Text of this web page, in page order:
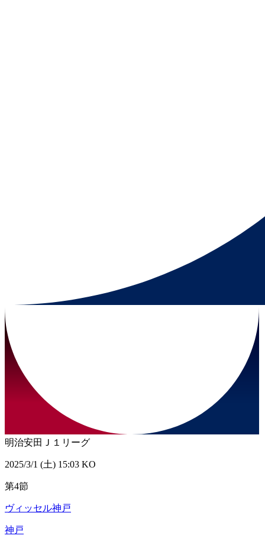
明治安田Ｊ１リーグ
2025/3/1 (土) 15:03 KO
第4節
ヴィッセル神戸
神戸